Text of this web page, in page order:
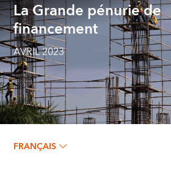
La Grande pénurie de
financement
AVRIL 2023
FRANÇAIS